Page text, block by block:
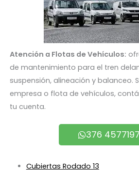
Atención a Flotas de Vehículos:
de mantenimiento para el tren
suspensión, alineación y balanceo.
empresa o flota de vehículos,
tu cuenta.
376 4577197
Cubiertas Rodado 13